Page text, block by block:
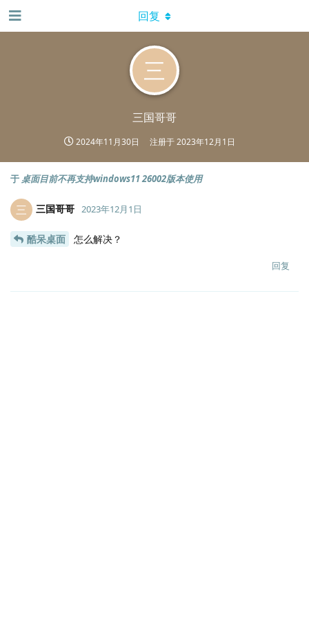
三
三国哥哥
2024年11月30日 注册于2023年12月1日
回复
于 桌面目前不再支持windows11 26002版本使用
三 三国哥哥 2023年12月1日
酷呆桌面 怎么解决？
回复